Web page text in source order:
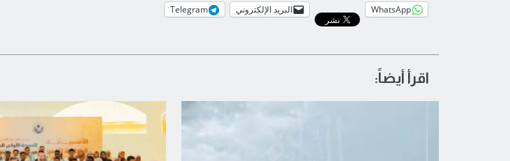
WhatsApp البريد الإلكتروني Telegram
اقرأ أيضاً: